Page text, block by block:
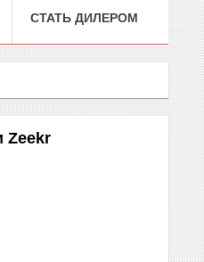
СТАТЬ ДИЛЕРОМ
Zeekr